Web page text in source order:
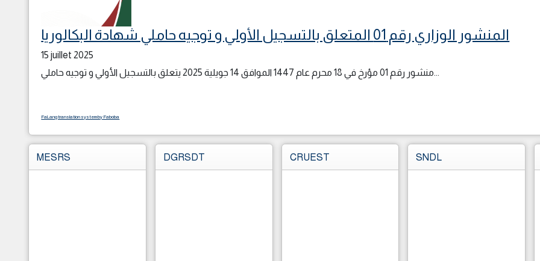
المنشور الوزاري رقم 01 المتعلق بالتسجيل الأولي و توجيه حاملي شهادة البكالوريا
15 juillet 2025
منشور رقم 01 مؤرخ في 18 محرم عام 1447 الموافق 14 جويلية 2025 يتعلق بالتسجيل الأولي و توجيه حاملي...
FaLang translation system by Faboba
MESRS DGRSDT CRUEST SNDL